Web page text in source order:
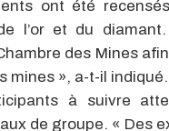
ont été
l’or et du
des Mines
mines », a-t-il indiqué.
à suivre
de groupe. « Des